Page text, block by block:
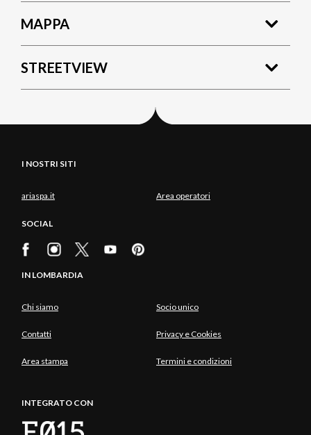
MAPPA
STREETVIEW
I NOSTRI SITI
ariaspa.it Area operatori
SOCIAL
IN LOMBARDIA
Chi siamo Socio unico
Contatti Privacy e Cookies
Area stampa Termini e condizioni
INTEGRATO CON